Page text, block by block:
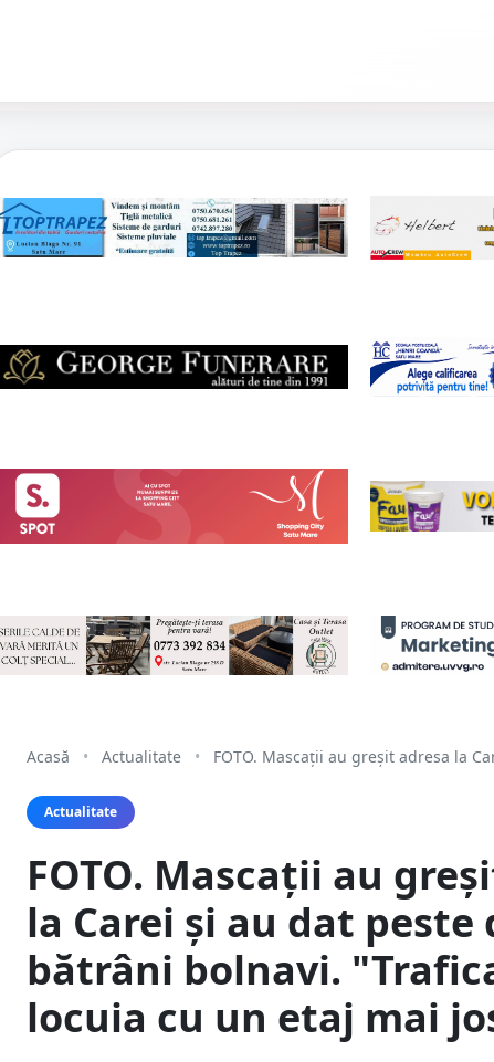
Acasă • Actualitate • FOTO. Mascații au greșit adresa la
Actualitate
FOTO. Mascații au
la Carei și au dat peste
bătrâni bolnavi.
locuia cu un etaj mai